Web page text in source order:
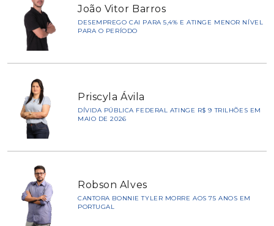
João Vitor Barros
DESEMPREGO CAI PARA 5,4% E ATINGE MENOR NÍVEL
PARA O PERÍODO
Priscyla Ávila
DÍVIDA PÚBLICA FEDERAL ATINGE R$ 9 TRILHÕES EM
MAIO DE 2026
Robson Alves
CANTORA BONNIE TYLER MORRE AOS 75 ANOS EM
PORTUGAL